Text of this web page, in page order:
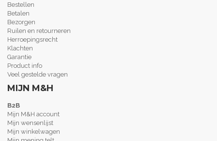
Bestellen
Betalen
Bezorgen
Ruilen en retourneren
Herroepingsrecht
Klachten
Garantie
Product info
Veel gestelde vragen
MIJN M&H
B2B
Mijn M&H account
Mijn wensenlijst
Mijn winkelwagen